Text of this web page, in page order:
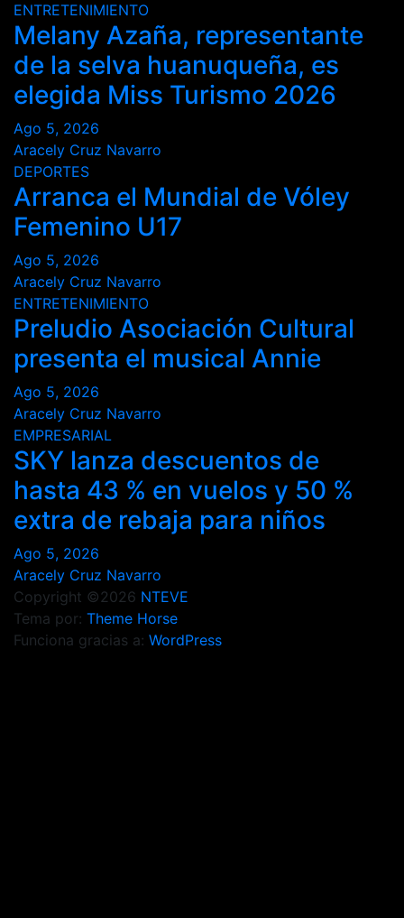
ENTRETENIMIENTO
Melany Azaña, representante
de la selva huanuqueña, es
elegida Miss Turismo 2026
Ago 5, 2026
Aracely Cruz Navarro
DEPORTES
Arranca el Mundial de Vóley
Femenino U17
Ago 5, 2026
Aracely Cruz Navarro
ENTRETENIMIENTO
Preludio Asociación Cultural
presenta el musical Annie
Ago 5, 2026
Aracely Cruz Navarro
EMPRESARIAL
SKY lanza descuentos de
hasta 43 % en vuelos y 50 %
extra de rebaja para niños
Ago 5, 2026
Aracely Cruz Navarro
Copyright ©2026 NTEVE
Tema por: Theme Horse
Funciona gracias a: WordPress